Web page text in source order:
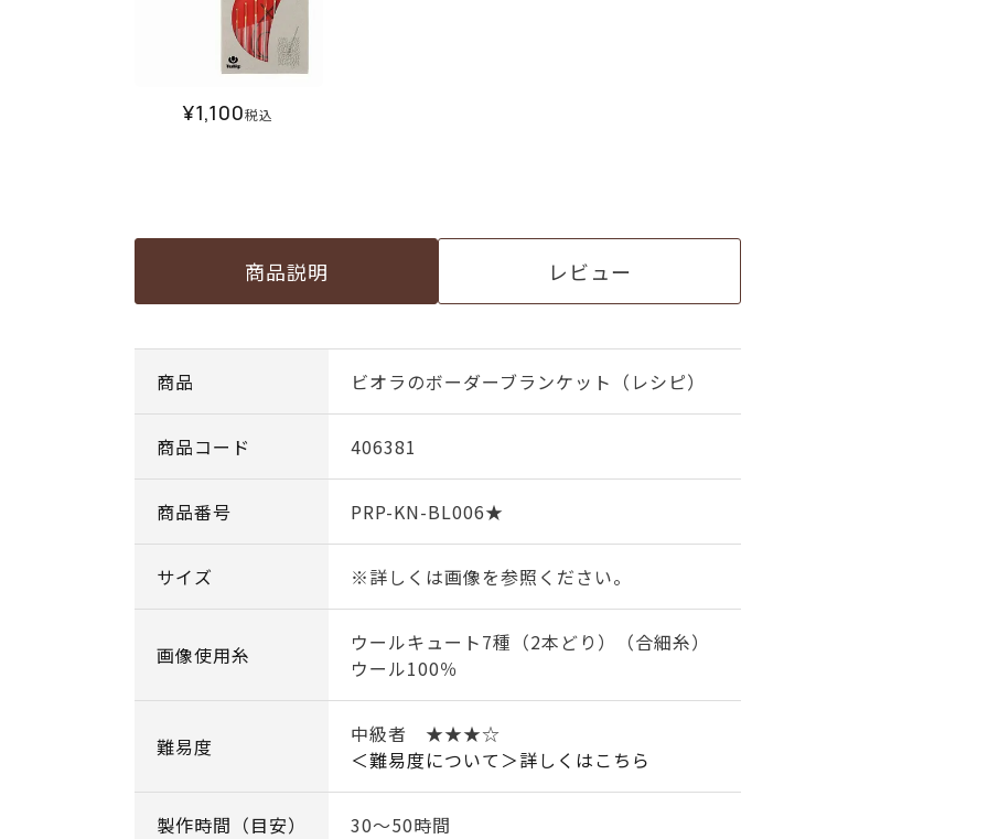
¥1,100税込
商品説明 レビュー
商品 ビオラのボーダーブランケット（レシピ）
商品コード 406381
商品番号 PRP-KN-BL006★
サイズ ※詳しくは画像を参照ください。
画像使用糸
ウールキュート7種（2本どり）（合細糸）
ウール100％
難易度
中級者 ★★★☆
＜難易度について＞詳しくはこちら
製作時間（目安） 30～50時間